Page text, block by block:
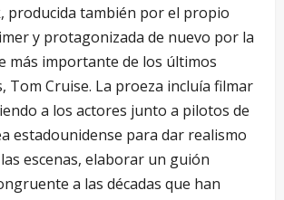
producida también por el propio
y protagonizada de nuevo por la
más importante de los últimos
Tom Cruise. La proeza incluía filmar
a los actores junto a pilotos de
estadounidense para dar realismo
escenas, elaborar un guión
a las décadas que han